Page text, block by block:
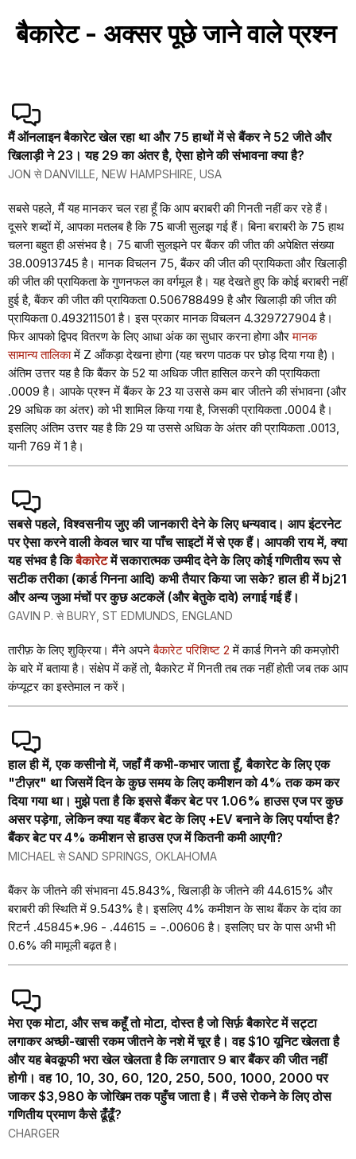
बैकारेट - अक्सर पूछे जाने वाले प्रश्न
मैं ऑनलाइन बैकारेट खेल रहा था और 75 हाथों में से बैंकर ने 52 जीते और
खिलाड़ी ने 23। यह 29 का अंतर है, ऐसा होने की संभावना क्या है?
JON से DANVILLE, NEW HAMPSHIRE, USA
सबसे पहले, मैं यह मानकर चल रहा हूँ कि आप बराबरी की गिनती नहीं कर रहे हैं।
दूसरे शब्दों में, आपका मतलब है कि 75 बाजी सुलझ गई हैं। बिना बराबरी के 75 हाथ
चलना बहुत ही असंभव है। 75 बाजी सुलझने पर बैंकर की जीत की अपेक्षित संख्या
38.00913745 है। मानक विचलन 75, बैंकर की जीत की प्रायिकता और खिलाड़ी
की जीत की प्रायिकता के गुणनफल का वर्गमूल है। यह देखते हुए कि कोई बराबरी नहीं
हुई है, बैंकर की जीत की प्रायिकता 0.506788499 है और खिलाड़ी की जीत की
प्रायिकता 0.493211501 है। इस प्रकार मानक विचलन 4.329727904 है।
फिर आपको द्विपद वितरण के लिए आधा अंक का सुधार करना होगा औरमानक
सामान्य तालिकामें Z आँकड़ा देखना होगा (यह चरण पाठक पर छोड़ दिया गया है)।
अंतिम उत्तर यह है कि बैंकर के 52 या अधिक जीत हासिल करने की प्रायिकता
.0009 है। आपके प्रश्न में बैंकर के 23 या उससे कम बार जीतने की संभावना (और
29 अधिक का अंतर) को भी शामिल किया गया है, जिसकी प्रायिकता .0004 है।
इसलिए अंतिम उत्तर यह है कि 29 या उससे अधिक के अंतर की प्रायिकता .0013,
यानी 769 में 1 है।
सबसे पहले, विश्वसनीय जुए की जानकारी देने के लिए धन्यवाद। आप इंटरनेट
पर ऐसा करने वाली केवल चार या पाँच साइटों में से एक हैं। आपकी राय में, क्या
यह संभव है किबैकारेटमें सकारात्मक उम्मीद देने के लिए कोई गणितीय रूप से
सटीक तरीका (कार्ड गिनना आदि) कभी तैयार किया जा सके? हाल ही में bj21
और अन्य जुआ मंचों पर कुछ अटकलें (और बेतुके दावे) लगाई गई हैं।
GAVIN P. से BURY, ST EDMUNDS, ENGLAND
तारीफ़ के लिए शुक्रिया। मैंने अपनेबैकारेट परिशिष्ट 2 में कार्ड गिनने की कमज़ोरी
के बारे में बताया है। संक्षेप में कहें तो, बैकारेट में गिनती तब तक नहीं होती जब तक आप
कंप्यूटर का इस्तेमाल न करें।
हाल ही में, एक कसीनो में, जहाँ मैं कभी-कभार जाता हूँ, बैकारेट के लिए एक
"टीज़र" था जिसमें दिन के कुछ समय के लिए कमीशन को 4% तक कम कर
दिया गया था। मुझे पता है कि इससे बैंकर बेट पर 1.06% हाउस एज पर कुछ
असर पड़ेगा, लेकिन क्या यह बैंकर बेट के लिए +EV बनाने के लिए पर्याप्त है?
बैंकर बेट पर 4% कमीशन से हाउस एज में कितनी कमी आएगी?
MICHAEL से SAND SPRINGS, OKLAHOMA
बैंकर के जीतने की संभावना 45.843%, खिलाड़ी के जीतने की 44.615% और
बराबरी की स्थिति में 9.543% है। इसलिए 4% कमीशन के साथ बैंकर के दांव का
रिटर्न .45845*.96 - .44615 = -.00606 है। इसलिए घर के पास अभी भी
0.6% की मामूली बढ़त है।
मेरा एक मोटा, और सच कहूँ तो मोटा, दोस्त है जो सिर्फ़ बैकारेट में सट्टा
लगाकर अच्छी-खासी रकम जीतने के नशे में चूर है। वह $10 यूनिट खेलता है
और यह बेवकूफी भरा खेल खेलता है कि लगातार 9 बार बैंकर की जीत नहीं
होगी। वह 10, 10, 30, 60, 120, 250, 500, 1000, 2000 पर
जाकर $3,980 के जोखिम तक पहुँच जाता है। मैं उसे रोकने के लिए ठोस
गणितीय प्रमाण कैसे ढूँढूँ?
CHARGER